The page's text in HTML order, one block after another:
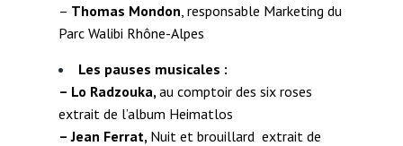
– Thomas Mondon , responsable Marketing du
Parc Walibi Rhône-Alpes
Les pauses musicales :
– Lo Radzouka, au comptoir des six roses
extrait de l’album Heimatlos
– Jean Ferrat, Nuit et brouillard extrait de